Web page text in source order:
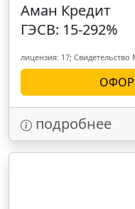
Аман Кредит
ГЭСВ: 15-292%
лицензия: 17;
подробнее